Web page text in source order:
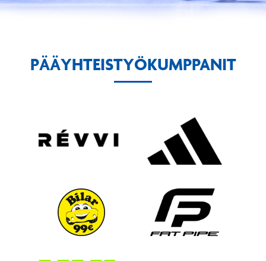
PÄÄYHTEISTYÖKUMPPANIT